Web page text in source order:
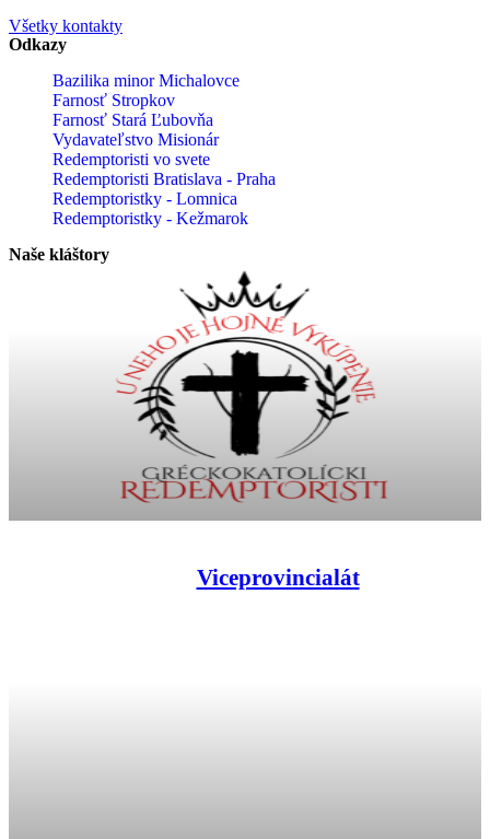
Všetky kontakty
Odkazy
Bazilika minor Michalovce
Farnosť Stropkov
Farnosť Stará Ľubovňa
Vydavateľstvo Misionár
Redemptoristi vo svete
Redemptoristi Bratislava - Praha
Redemptoristky - Lomnica
Redemptoristky - Kežmarok
Naše kláštory
Viceprovincialát